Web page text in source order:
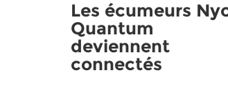
Les écumeurs
Quantum
deviennent
connectés